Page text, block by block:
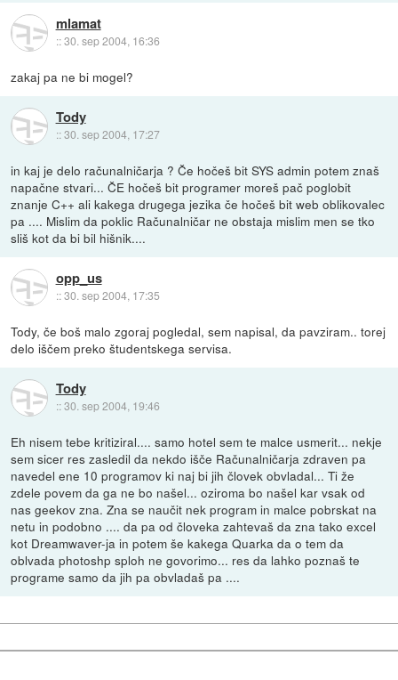
mlamat
::30. sep 2004, 16:36
zakaj pa ne bi mogel?
Tody
::30. sep 2004, 17:27
in kaj je delo računalničarja ? Če hočeš bit SYS admin potem znaš
napačne stvari... ČE hočeš bit programer moreš pač poglobit
znanje C++ ali kakega drugega jezika če hočeš bit web oblikovalec
pa .... Mislim da poklic Računalničar ne obstaja mislim men se tko
sliš kot da bi bil hišnik....
opp_us
::30. sep 2004, 17:35
Tody, če boš malo zgoraj pogledal, sem napisal, da pavziram.. torej
delo iščem preko študentskega servisa.
Tody
::30. sep 2004, 19:46
Eh nisem tebe kritiziral.... samo hotel sem te malce usmerit... nekje
sem sicer res zasledil da nekdo išče Računalničarja zdraven pa
navedel ene 10 programov ki naj bi jih človek obvladal... Ti že
zdele povem da ga ne bo našel... oziroma bo našel kar vsak od
nas geekov zna. Zna se naučit nek program in malce pobrskat na
netu in podobno .... da pa od človeka zahtevaš da zna tako excel
kot Dreamwaver-ja in potem še kakega Quarka da o tem da
oblvada photoshp sploh ne govorimo... res da lahko poznaš te
programe samo da jih pa obvladaš pa ....